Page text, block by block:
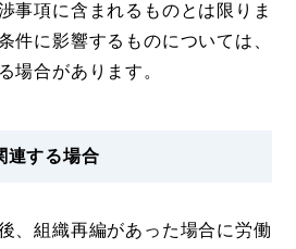
事項に含まれるものとは限りま
件に影響するものについては、
場合があります。
連する場合
、組織再編があった場合に労働